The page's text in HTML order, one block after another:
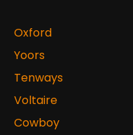
Oxford
Yoors
Tenways
Voltaire
Cowboy